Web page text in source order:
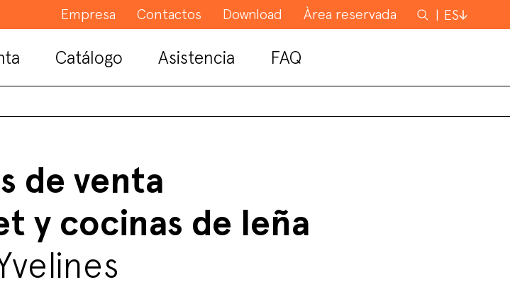
Empresa Contactos Download Àrea reservada Buscar
ES
Catálogo Asistencia FAQ
de venta
y cocinas de leña